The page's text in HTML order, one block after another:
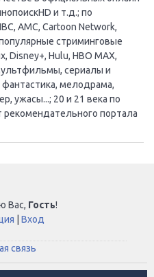
и т.д.; по
AMC, Cartoon Network,
стриминговые
Disney+, Hulu, HBO MAX,
сериалы и
мелодрама,
ужасы...; 20 и 21 века по
портала
Вас, Гость!
Вход
связь